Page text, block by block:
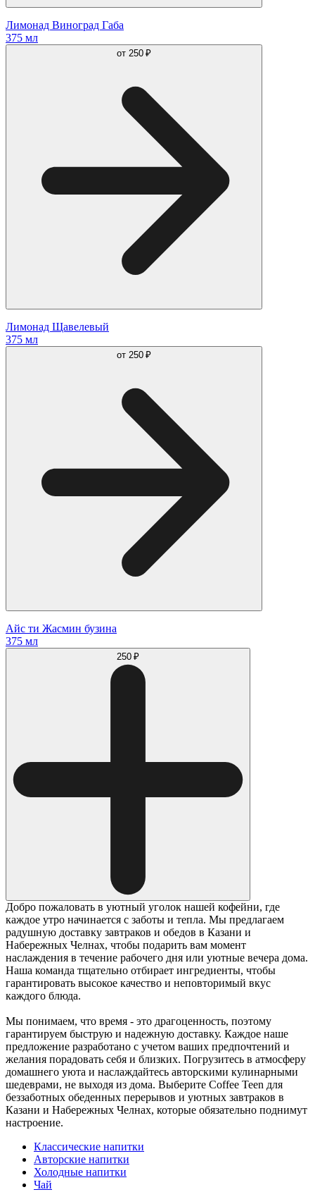
Лимонад Виноград Габа
375 мл
от 250 ₽
Лимонад Щавелевый
375 мл
от 250 ₽
Айс ти Жасмин бузина
375 мл
250 ₽
Добро пожаловать в уютный уголок нашей кофейни, где
каждое утро начинается с заботы и тепла. Мы предлагаем
радушную доставку завтраков и обедов в Казани и
Набережных Челнах, чтобы подарить вам момент
наслаждения в течение рабочего дня или уютные вечера дома.
Наша команда тщательно отбирает ингредиенты, чтобы
гарантировать высокое качество и неповторимый вкус
каждого блюда.
Мы понимаем, что время - это драгоценность, поэтому
гарантируем быструю и надежную доставку. Каждое наше
предложение разработано с учетом ваших предпочтений и
желания порадовать себя и близких. Погрузитесь в атмосферу
домашнего уюта и наслаждайтесь авторскими кулинарными
шедеврами, не выходя из дома. Выберите Coffee Teen для
беззаботных обеденных перерывов и уютных завтраков в
Казани и Набережных Челнах, которые обязательно поднимут
настроение.
Классические напитки
Авторские напитки
Холодные напитки
Чай